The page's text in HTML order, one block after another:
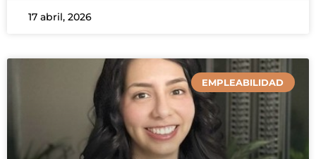
17 abril, 2026
EMPLEABILIDAD